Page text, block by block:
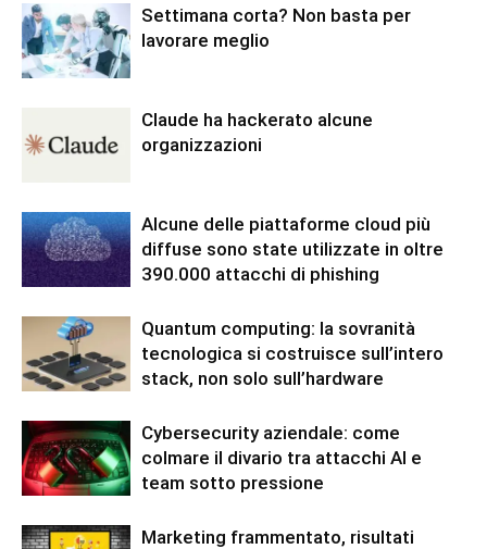
Settimana corta? Non basta per
lavorare meglio
Claude ha hackerato alcune
organizzazioni
Alcune delle piattaforme cloud più
diffuse sono state utilizzate in oltre
390.000 attacchi di phishing
Quantum computing: la sovranità
tecnologica si costruisce sull’intero
stack, non solo sull’hardware
Cybersecurity aziendale: come
colmare il divario tra attacchi AI e
team sotto pressione
Marketing frammentato, risultati